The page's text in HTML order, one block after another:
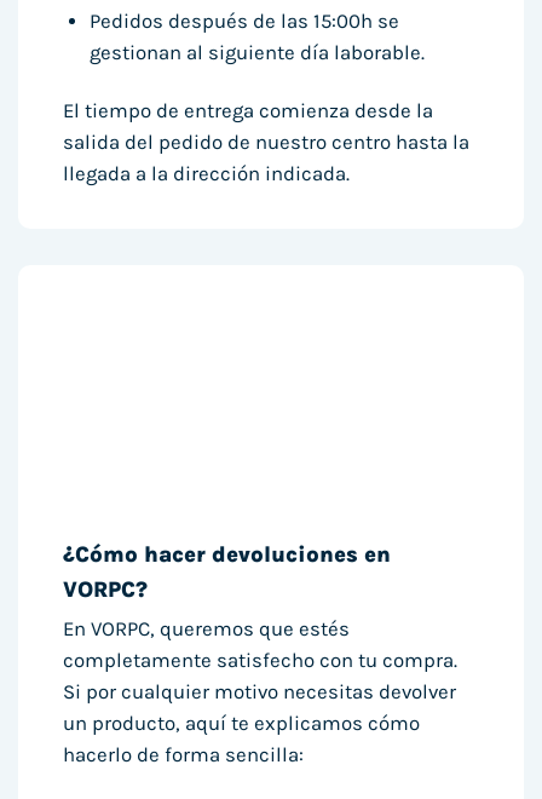
Pedidos después de las 15:00h se
gestionan al siguiente día laborable.
El tiempo de entrega comienza desde la
salida del pedido de nuestro centro hasta la
llegada a la dirección indicada.
¿Cómo hacer devoluciones en
VORPC?
En VORPC, queremos que estés
completamente satisfecho con tu compra.
Si por cualquier motivo necesitas devolver
un producto, aquí te explicamos cómo
hacerlo de forma sencilla: